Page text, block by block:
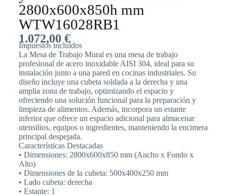
2800x600x850h mm
WTW16028RB1
1.072,00 €
Impuestos incluídos
La Mesa de Trabajo Mural es una mesa de trabajo
profesional de acero inoxidable AISI 304, ideal para su
instalación junto a una pared en cocinas industriales. Su
diseño incluye una cubeta soldada a la derecha y una
amplia zona de trabajo, optimizando el espacio y
ofreciendo una solución funcional para la preparación y
limpieza de alimentos. Además, incorpora un estante
inferior que ofrece un espacio adicional para almacenar
utensilios, equipos o ingredientes, manteniendo la encimera
principal despejada.
Características Destacadas
• Dimensiones: 2800x600x850 mm (Ancho x Fondo x
Alto)
• Dimensiones de la cubeta: 500x400x250 mm
• Lado cubeta: derecha
• Estante: 1